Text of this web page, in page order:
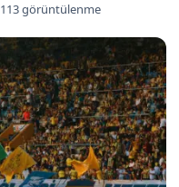
113 görüntülenme